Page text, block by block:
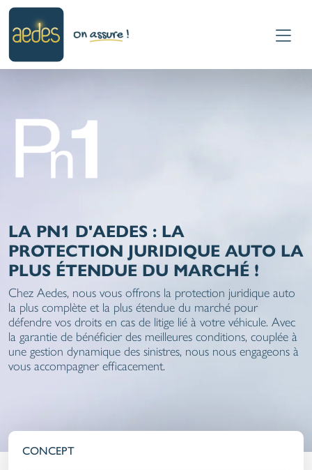
LA PN1 D'AEDES : LA
PROTECTION JURIDIQUE AUTO LA
PLUS ÉTENDUE DU MARCHÉ !
Chez Aedes, nous vous offrons la protection juridique auto
la plus complète et la plus étendue du marché pour
défendre vos droits en cas de litige lié à votre véhicule. Avec
la garantie de bénéficier des meilleures conditions, couplée à
une gestion dynamique des sinistres, nous nous engageons à
vous accompagner efficacement.
CONCEPT